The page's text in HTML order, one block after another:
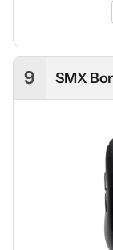
sprawdzi się w
kompromisów
9 SMX